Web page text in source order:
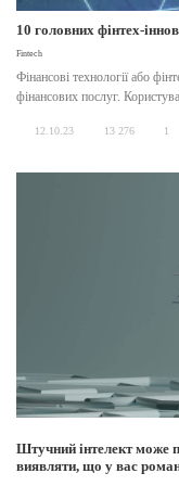
10 головних фінтех-
Fintech
Фінансові технології або
фінансових послуг.
12.10.23 13 276 1
Штучний інтелект може
виявляти, що у вас